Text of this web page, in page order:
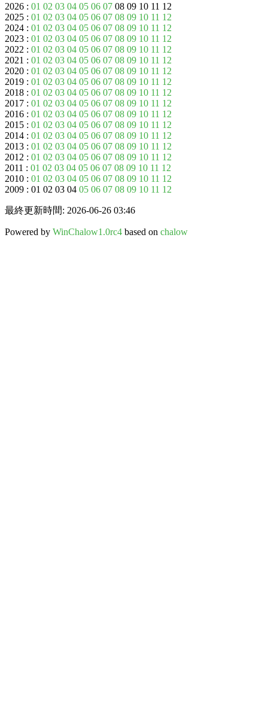
2026 : 01 02 03 04 05 06 07 08 09 10 11 12
2025 : 01 02 03 04 05 06 07 08 09 10 11 12
2024 : 01 02 03 04 05 06 07 08 09 10 11 12
2023 : 01 02 03 04 05 06 07 08 09 10 11 12
2022 : 01 02 03 04 05 06 07 08 09 10 11 12
2021 : 01 02 03 04 05 06 07 08 09 10 11 12
2020 : 01 02 03 04 05 06 07 08 09 10 11 12
2019 : 01 02 03 04 05 06 07 08 09 10 11 12
2018 : 01 02 03 04 05 06 07 08 09 10 11 12
2017 : 01 02 03 04 05 06 07 08 09 10 11 12
2016 : 01 02 03 04 05 06 07 08 09 10 11 12
2015 : 01 02 03 04 05 06 07 08 09 10 11 12
2014 : 01 02 03 04 05 06 07 08 09 10 11 12
2013 : 01 02 03 04 05 06 07 08 09 10 11 12
2012 : 01 02 03 04 05 06 07 08 09 10 11 12
2011 : 01 02 03 04 05 06 07 08 09 10 11 12
2010 : 01 02 03 04 05 06 07 08 09 10 11 12
2009 : 01 02 03 04 05 06 07 08 09 10 11 12
最終更新時間: 2026-06-26 03:46
Powered by WinChalow1.0rc4 based on chalow